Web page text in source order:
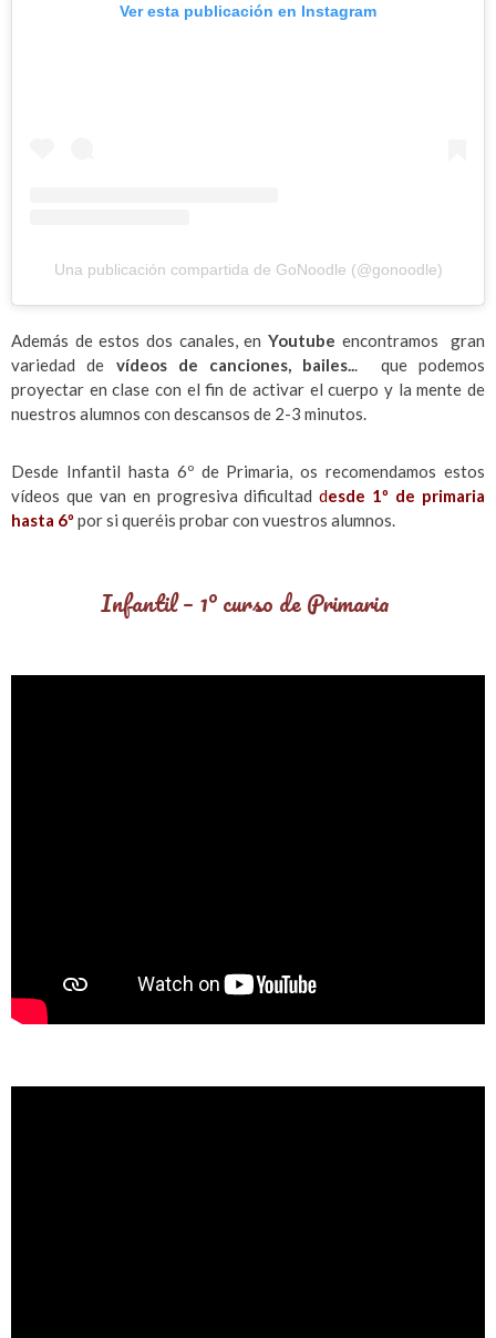
Ver esta publicación en Instagram
Una publicación compartida de GoNoodle (@gonoodle)
Además de estos dos canales, en Youtube encontramos gran
variedad de vídeos de canciones, bailes... que podemos
proyectar en clase con el fin de activar el cuerpo y la mente de
nuestros alumnos con descansos de 2-3 minutos.
Desde Infantil hasta 6º de Primaria, os recomendamos estos
vídeos que van en progresiva dificultaddesde 1º de primaria
hasta 6º por si queréis probar con vuestros alumnos.
Infantil – 1º curso de Primaria